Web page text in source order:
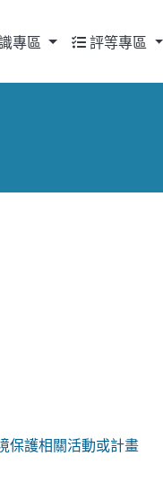
專區 評等專區
保護相關活動或計畫